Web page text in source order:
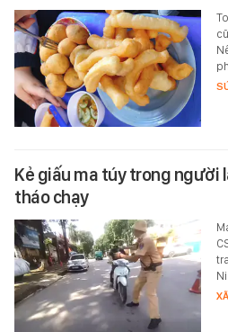
Kẻ giấu ma túy trong người
tháo chạy